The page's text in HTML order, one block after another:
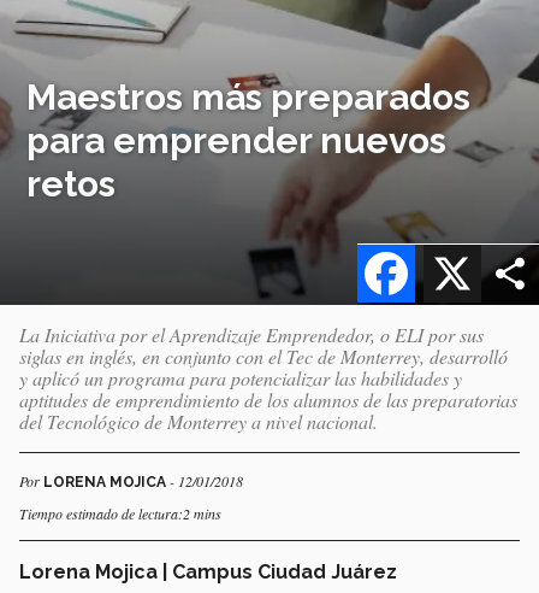
Maestros más preparados
para emprender nuevos
retos
X
Facebook
La Iniciativa por el Aprendizaje Emprendedor, o ELI por sus
siglas en inglés, en conjunto con el Tec de Monterrey, desarrolló
y aplicó un programa para potencializar las habilidades y
aptitudes de emprendimiento de los alumnos de las preparatorias
del Tecnológico de Monterrey a nivel nacional.
Por LORENA MOJICA - 12/01/2018
Tiempo estimado de lectura:2 mins
Lorena Mojica | Campus Ciudad Juárez